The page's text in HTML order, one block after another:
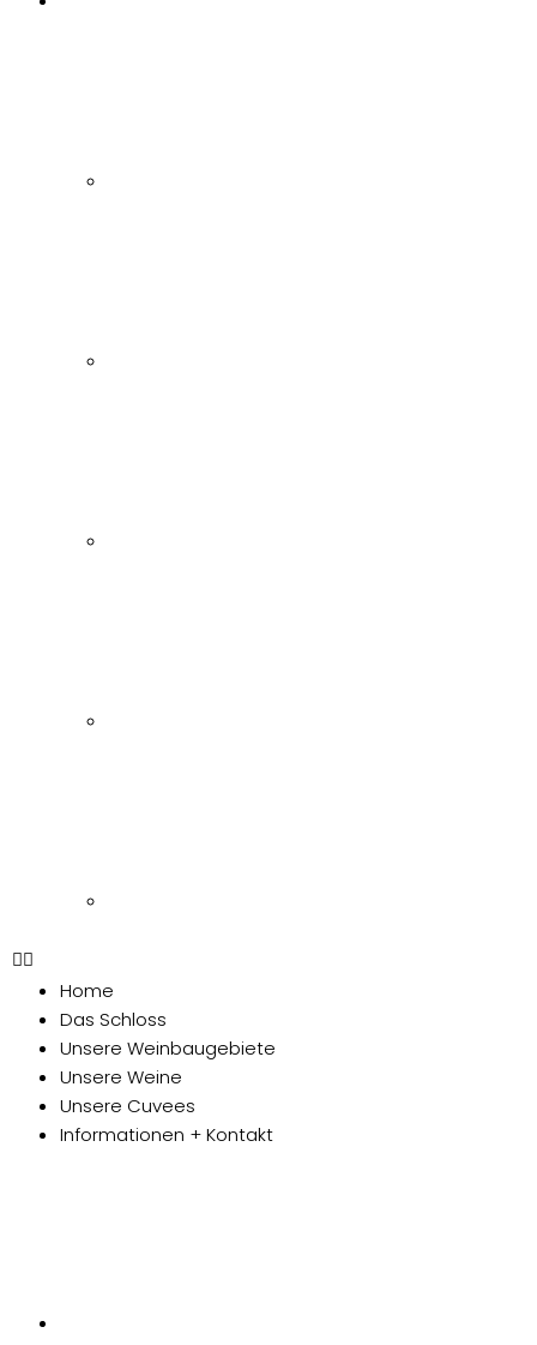
Home
Das Schloss
Unsere Weinbaugebiete
Unsere Weine
Unsere Cuvees
Informationen + Kontakt